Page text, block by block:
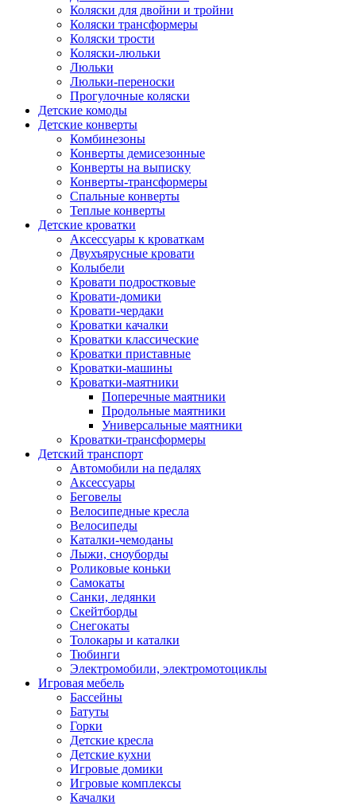
Коляски для двойни и тройни
Коляски трансформеры
Коляски трости
Коляски-люльки
Люльки
Люльки-переноски
Прогулочные коляски
Детские комоды
Детские конверты
Комбинезоны
Конверты демисезонные
Конверты на выписку
Конверты-трансформеры
Спальные конверты
Теплые конверты
Детские кроватки
Аксессуары к кроваткам
Двухъярусные кровати
Колыбели
Кровати подростковые
Кровати-домики
Кровати-чердаки
Кроватки качалки
Кроватки классические
Кроватки приставные
Кроватки-машины
Кроватки-маятники
Поперечные маятники
Продольные маятники
Универсальные маятники
Кроватки-трансформеры
Детский транспорт
Автомобили на педалях
Аксессуары
Беговелы
Велосипедные кресла
Велосипеды
Каталки-чемоданы
Лыжи, сноуборды
Роликовые коньки
Самокаты
Санки, ледянки
Скейтборды
Снегокаты
Толокары и каталки
Тюбинги
Электромобили, электромотоциклы
Игровая мебель
Бассейны
Батуты
Горки
Детские кресла
Детские кухни
Игровые домики
Игровые комплексы
Качалки